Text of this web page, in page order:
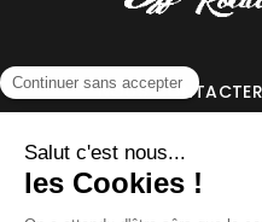
NOUS CONTACTER
INFORMATIONS